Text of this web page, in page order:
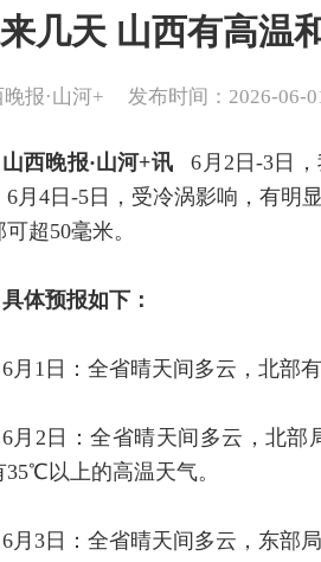
几天 山西有高温
报·山河+ 发布时间：2026-06-
山西晚报·山河+讯6月2日-3日，
6月4日-5日，受冷涡影响，有明
可超50毫米。
具体预报如下：
6月1日：全省晴天间多云，北部
6月2日：全省晴天间多云，北部
35℃以上的高温天气。
6月3日：全省晴天间多云，东部